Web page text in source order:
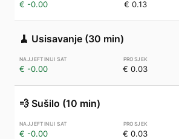
€ -0.00 € 0.13
🧹 Usisavanje (30 min)
€ -0.00 € 0.03
💨 Sušilo (10 min)
€ -0.00 € 0.03